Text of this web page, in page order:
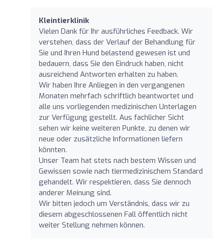
Kleintierklinik
Vielen Dank für Ihr ausführliches Feedback. Wir
verstehen, dass der Verlauf der Behandlung für
Sie und Ihren Hund belastend gewesen ist und
bedauern, dass Sie den Eindruck haben, nicht
ausreichend Antworten erhalten zu haben.
Wir haben Ihre Anliegen in den vergangenen
Monaten mehrfach schriftlich beantwortet und
alle uns vorliegenden medizinischen Unterlagen
zur Verfügung gestellt. Aus fachlicher Sicht
sehen wir keine weiteren Punkte, zu denen wir
neue oder zusätzliche Informationen liefern
könnten.
Unser Team hat stets nach bestem Wissen und
Gewissen sowie nach tiermedizinischem Standard
gehandelt. Wir respektieren, dass Sie dennoch
anderer Meinung sind.
Wir bitten jedoch um Verständnis, dass wir zu
diesem abgeschlossenen Fall öffentlich nicht
weiter Stellung nehmen können.